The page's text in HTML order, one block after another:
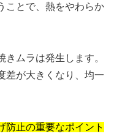
ことで、熱をやわらか
ムラは発生します。
差が大きくなり、均一
防止の重要なポイント